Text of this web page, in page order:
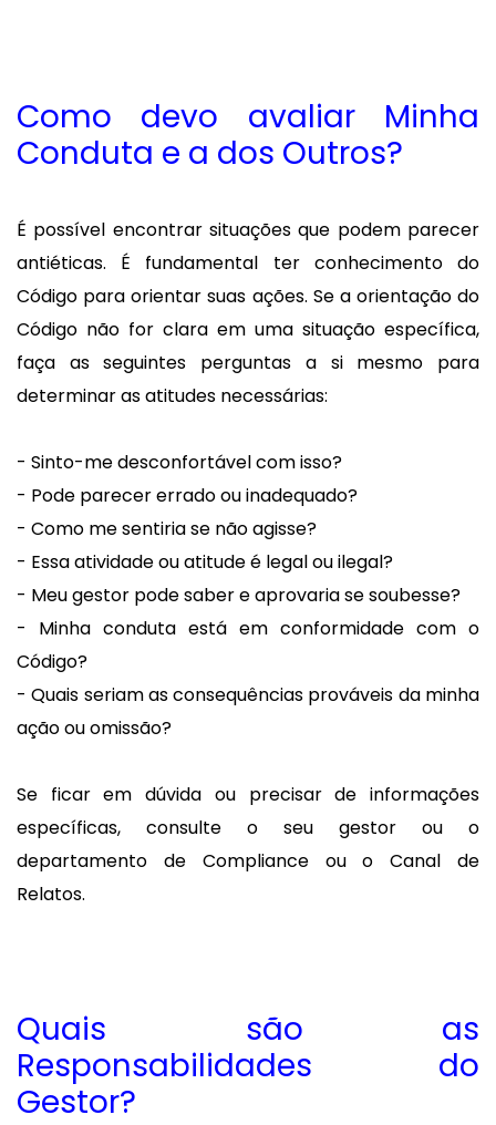
Como devo avaliar Minha
Conduta e a dos Outros?
É possível encontrar situações que podem parecer
antiéticas. É fundamental ter conhecimento do
Código para orientar suas ações. Se a orientação do
Código não for clara em uma situação específica,
faça as seguintes perguntas a si mesmo para
determinar as atitudes necessárias:
- Sinto-me desconfortável com isso?
- Pode parecer errado ou inadequado?
- Como me sentiria se não agisse?
- Essa atividade ou atitude é legal ou ilegal?
- Meu gestor pode saber e aprovaria se soubesse?
- Minha conduta está em conformidade com o
Código?
- Quais seriam as consequências prováveis da minha
ação ou omissão?
Se ficar em dúvida ou precisar de informações
específicas, consulte o seu gestor ou o
departamento de Compliance ou o Canal de
Relatos.
Quais são as
Responsabilidades do
Gestor?